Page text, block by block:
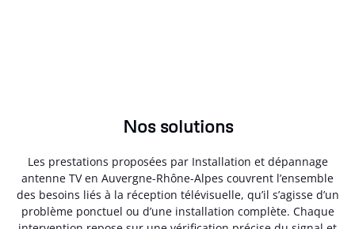
Nos solutions
Les prestations proposées par Installation et dépannage
antenne TV en Auvergne-Rhône-Alpes couvrent l’ensemble
des besoins liés à la réception télévisuelle, qu’il s’agisse d’un
problème ponctuel ou d’une installation complète. Chaque